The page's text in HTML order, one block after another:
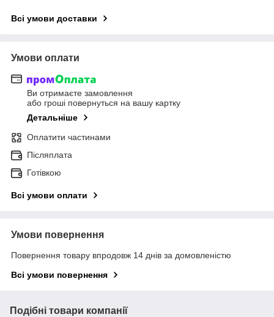
Всі умови доставки
Умови оплати
Ви отримаєте замовлення
або гроші повернуться на вашу картку
Детальніше
Оплатити частинами
Післяплата
Готівкою
Всі умови оплати
Умови повернення
Повернення товару впродовж 14 днів за домовленістю
Всі умови повернення
Подібні товари компанії